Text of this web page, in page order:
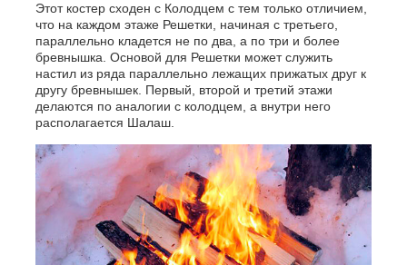
Этот костер сходен с Колодцем с тем только отличием,
что на каждом этаже Решетки, начиная с третьего,
параллельно кладется не по два, а по три и более
бревнышка. Основой для Решетки может служить
настил из ряда параллельно лежащих прижатых друг к
другу бревнышек. Первый, второй и третий этажи
делаются по аналогии с колодцем, а внутри него
располагается Шалаш.